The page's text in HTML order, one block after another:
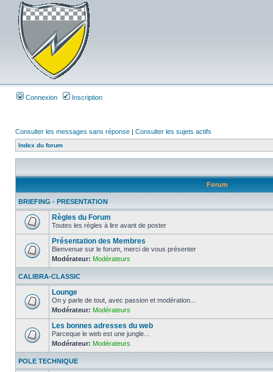
Connexion Inscription
Consulter les messages sans réponse | Consulter les sujets actifs
Index du forum
Forum
BRIEFING - PRESENTATION
Règles du Forum
Toutes les règles à lire avant de poster
Présentation des Membres
Bienvenue sur le forum, merci de vous présenter
Modérateur: Modérateurs
CALIBRA-CLASSIC
Lounge
On y parle de tout, avec passion et modération...
Modérateur: Modérateurs
Les bonnes adresses du web
Parceque le web est une jungle...
Modérateur: Modérateurs
POLE TECHNIQUE